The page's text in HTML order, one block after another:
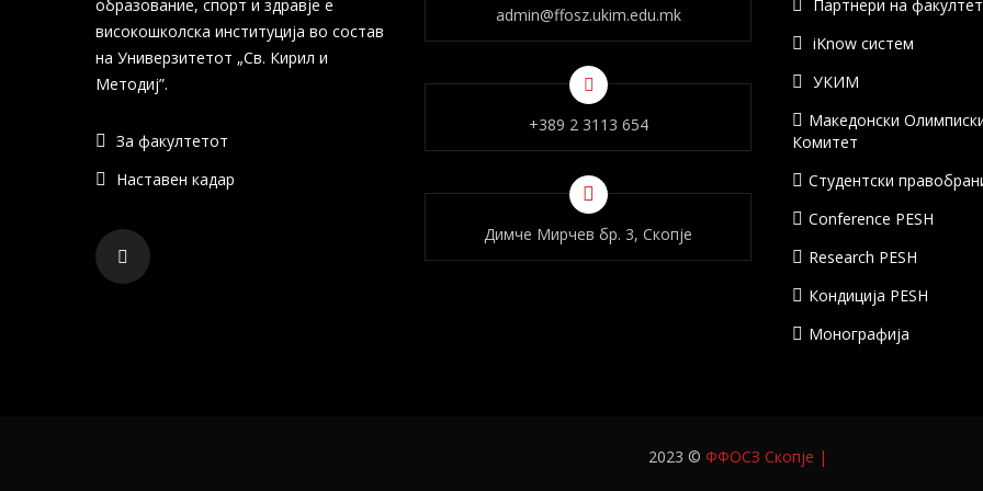
образование, спорт и здравје е
високошколска институција во состав
на Универзитетот „Св. Кирил и
Методиј”.
За факултетот
Наставен кадар
admin@ffosz.ukim.edu.mk
+389 2 3113 654
Димче Мирчев бр. 3, Скопје
Партнери на
iKnow систем
УКИМ
Македонски
Комитет
Студентски
Conference PESH
Research PESH
Кондиција PESH
Монографија
2023 © ФФОСЗ Скопје |